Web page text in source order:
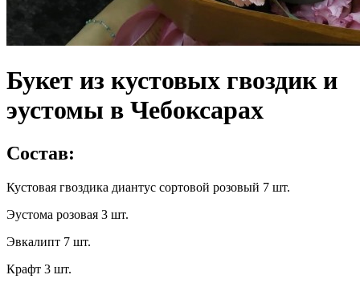
Букет из кустовых гвоздик и
эустомы в Чебоксарах
Состав:
Кустовая гвоздика диантус сортовой розовый 7 шт.
Эустома розовая 3 шт.
Эвкалипт 7 шт.
Крафт 3 шт.